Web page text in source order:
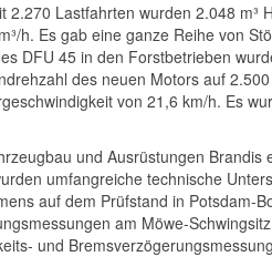
Lastfahrten wurden 2.048 m³
h. Es gab eine ganze Reihe von
DFU 45 in den Forstbetrieben
des neuen Motors auf
von 21,6 km/h. Es
und Ausrüstungen
umfangreiche technische
auf dem Prüfstand in Potsdam-
am Möwe-
und